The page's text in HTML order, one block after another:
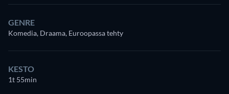
GENRE
Komedia, Draama, Euroopassa tehty
KESTO
1t 55min